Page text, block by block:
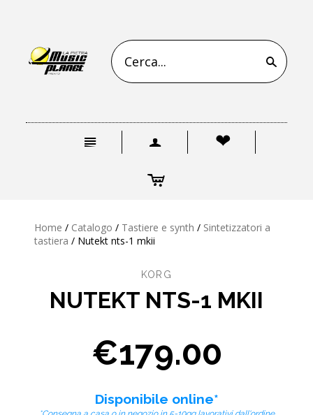
s
n a ❤
c
Home / Catalogo / Tastiere e synth / Sintetizzatori a
tastiera / Nutekt nts-1 mkii
KORG
NUTEKT NTS-1 MKII
€179.00
Disponibile online*